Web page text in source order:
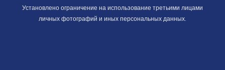
Установлено ограничение на использование третьими лицами
личных фотографий и иных персональных данных.